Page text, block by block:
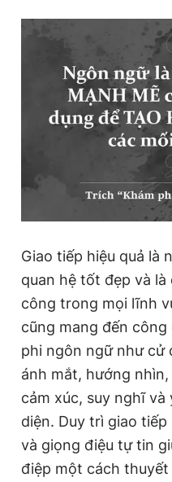
Giao tiếp hiệu quả là
quan hệ tốt đẹp và
công trong mọi lĩnh
cũng mang đến công
phi ngôn ngữ như cử
ánh mắt, hướng
cảm xúc, suy nghĩ
diện. Duy trì giao
và giọng điệu tự tin
điệp một cách thuyết